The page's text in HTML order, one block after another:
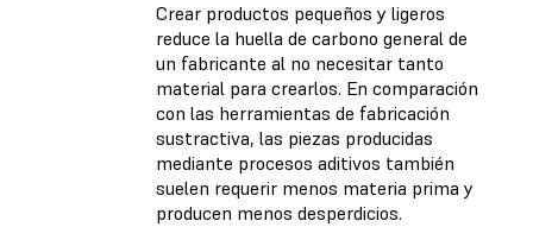
Crear productos pequeños y ligeros
reduce la huella de carbono general de
un fabricante al no necesitar tanto
material para crearlos. En comparación
con las herramientas de fabricación
sustractiva, las piezas producidas
mediante procesos aditivos también
suelen requerir menos materia prima y
producen menos desperdicios.